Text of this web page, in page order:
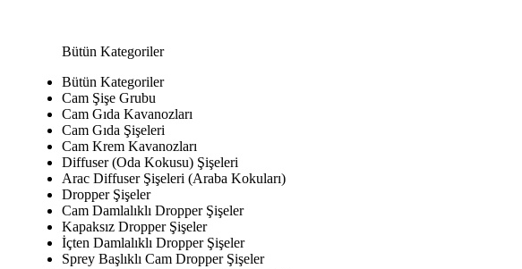
Bütün Kategoriler
Bütün Kategoriler
Cam Şişe Grubu
Cam Gıda Kavanozları
Cam Gıda Şişeleri
Cam Krem Kavanozları
Diffuser (Oda Kokusu) Şişeleri
Arac Diffuser Şişeleri (Araba Kokuları)
Dropper Şişeler
Cam Damlalıklı Dropper Şişeler
Kapaksız Dropper Şişeler
İçten Damlalıklı Dropper Şişeler
Sprey Başlıklı Cam Dropper Şişeler